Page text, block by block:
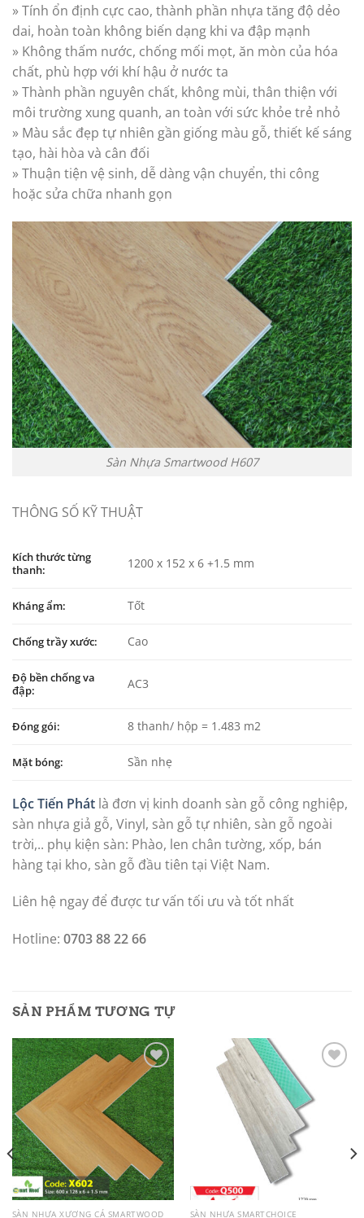
» Tính ổn định cực cao, thành phần nhựa tăng độ dẻo
dai, hoàn toàn không biến dạng khi va đập mạnh
» Không thấm nước, chống mối mọt, ăn mòn của hóa
chất, phù hợp với khí hậu ở nước ta
» Thành phần nguyên chất, không mùi, thân thiện với
môi trường xung quanh, an toàn với sức khỏe trẻ nhỏ
» Màu sắc đẹp tự nhiên gần giống màu gỗ, thiết kế sáng
tạo, hài hòa và cân đối
» Thuận tiện vệ sinh, dễ dàng vận chuyển, thi công
hoặc sửa chữa nhanh gọn
Sàn Nhựa Smartwood H607
THÔNG SỐ KỸ THUẬT
Kích thước từng
thanh:
1200 x 152 x 6 +1.5 mm
Kháng ẩm: Tốt
Chống trầy xước: Cao
Độ bền chống va
đập:
AC3
Đóng gói: 8 thanh/ hộp = 1.483 m2
Mặt bóng: Sần nhẹ
Lộc Tiến Phát là đơn vị kinh doanh sàn gỗ công nghiệp,
sàn nhựa giả gỗ, Vinyl, sàn gỗ tự nhiên, sàn gỗ ngoài
trời,.. phụ kiện sàn: Phào, len chân tường, xốp, bán
hàng tại kho, sàn gỗ đầu tiên tại Việt Nam.
Liên hệ ngay để được tư vấn tối ưu và tốt nhất
Hotline: 0703 88 22 66
SẢN PHẨM TƯƠNG TỰ
Add to
wishlist
SÀN NHỰA XƯƠNG CÁ SMARTWOOD
wishlist
SÀN NHỰA SMARTCHOICE